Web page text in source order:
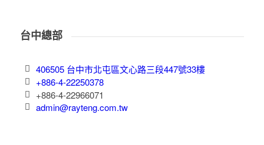
台中總部
406505 台中市北屯區文心路三段447號33樓
+886-4-22250378
+886-4-22966071
admin@rayteng.com.tw